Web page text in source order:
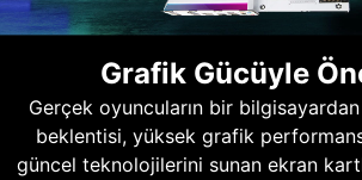
Grafik Gücüyle
Gerçek oyuncuların bir
beklentisi, yüksek grafik
güncel teknolojilerini sunan ekran